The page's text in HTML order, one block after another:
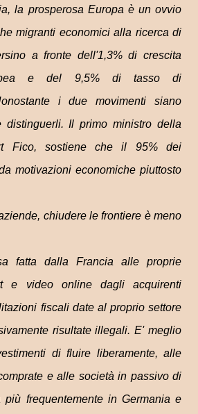
la prosperosa Europa è un ovvio
migranti economici alla ricerca di
a fronte dell'1,3% di crescita
e del 9,5% di tasso di
i due movimenti siano
distinguerli. Il primo ministro della
Fico, sostiene che il 95% dei
motivazioni economiche piuttosto
chiudere le frontiere è meno
fatta dalla Francia alle proprie
e video online dagli acquirenti
fiscali date al proprio settore
risultate illegali. E' meglio
di fluire liberamente, alle
e alle società in passivo di
più frequentemente in Germania e